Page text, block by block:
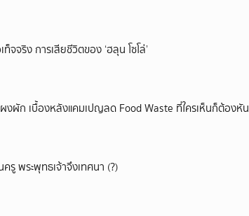
จจริง การเสียชีวิตของ ‘ฮลุน โซโล่’
แผงผัก เบื้องหลังแคมเปญลด Food Waste ที่ใครเห็นก็ต้องหัน
รู พระพุทธเจ้าจึงเทศนา (?)